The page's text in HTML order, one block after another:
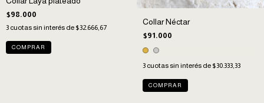
$98.000
3 cuotas sin interés de $32.666,67
Collar Néctar
$91.000
3 cuotas sin interés de $30.333,33
COMPRAR